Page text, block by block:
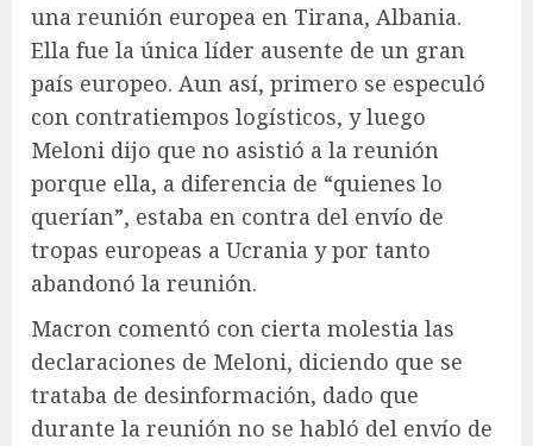
una reunión europea en Tirana, Albania.
Ella fue la única líder ausente de un gran
país europeo. Aun así, primero se especuló
con contratiempos logísticos, y luego
Meloni dijo que no asistió a la reunión
porque ella, a diferencia de “quienes lo
querían”, estaba en contra del envío de
tropas europeas a Ucrania y por tanto
abandonó la reunión.
Macron comentó con cierta molestia las
declaraciones de Meloni, diciendo que se
trataba de desinformación, dado que
durante la reunión no se habló del envío de